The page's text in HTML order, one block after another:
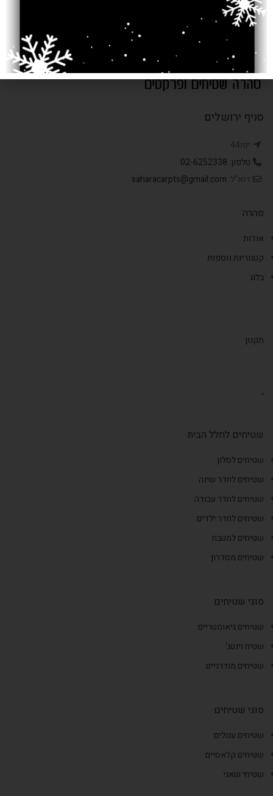
סניף ירושלים
יפו44
טלפון: 02-6252338
דוא"ל: saharacarpts@gmail.com
סהרה
אודות
קטגוריות נוספות
בלוג
תקנון
,
שטיחים לחלל הבית
שטיחים לסלון
שטיחים לחדר שינה
שטיחים לחדר עבודה
שטיחים לחדר ילדים
שטיחים למטבח
שטיחים מסדרון
סוגי שטיחים
שטיחים גיאומטריים
שטיח וינטג'
שטיחים מודרניים
סוגי שטיחים
שטיחים עגולים
שטיחים קלאסיים
שטיחי שאגי